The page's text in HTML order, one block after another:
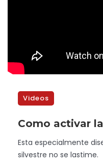
Videos
Como activar
Esta especialmente
silvestre no se lastime.